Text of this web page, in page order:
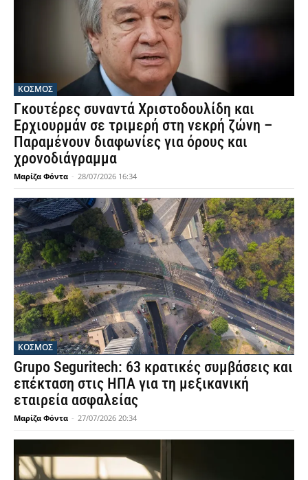
ΚΟΣΜΟΣ
Γκουτέρες συναντά Χριστοδουλίδη και
Ερχιουρμάν σε τριμερή στη νεκρή ζώνη –
Παραμένουν διαφωνίες για όρους και
χρονοδιάγραμμα
Μαρίζα Φόντα - 28/07/2026 16:34
ΚΟΣΜΟΣ
Grupo Seguritech: 63 κρατικές συμβάσεις και
επέκταση στις ΗΠΑ για τη μεξικανική
εταιρεία ασφαλείας
Μαρίζα Φόντα - 27/07/2026 20:34